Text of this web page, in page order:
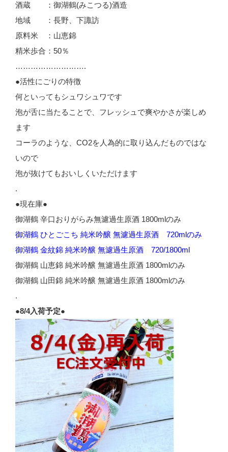
酒蔵 ：御湖鶴(みこつる)酒造
地域 ：長野、下諏訪
原料米 ：山恵錦
精米歩合：50％
……………………….
●活性にごりの特徴
何といってもシュワシュワです
泡が舌に当たることで、フレッシュで爽やかさが楽しめ
ます
コーラのような、CO2を人為的に取り込んだものではな
いので
泡が抜けてもおいしくいただけます
.
●現在庫●
御湖鶴 辛口おりがらみ無濾過生原酒 1800mlのみ
御湖鶴 ひとごこち 純米吟醸 無濾過生原酒 720mlのみ
御湖鶴 金紋錦 純米吟醸 無濾過生原酒 720/1800ml
御湖鶴 山恵錦 純米吟醸 無濾過生原酒 1800mlのみ
御湖鶴 山田錦 純米吟醸 無濾過生原酒 1800mlのみ
.
●8/4入荷予定●